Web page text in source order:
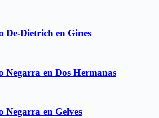
De-Dietrich en Gines
Negarra en Dos Hermanas
Negarra en Gelves